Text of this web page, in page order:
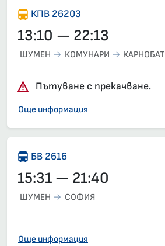
КПВ 26203
13:10 — 22:13
ШУМЕН КОМУНАРИ КАРНОБАТ
Пътуване с прекачване.
Още информация
БВ 2616
15:31 — 21:40
ШУМЕН СОФИЯ
Още информация